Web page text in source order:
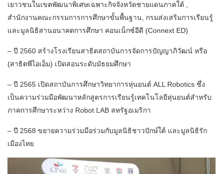
เยาวชนในเขตพัฒนาพิเศษเฉพาะกิจจังหวัดชายแดนภาคใต้ ,
สำนักงานคณะกรรมการการศึกษาขั้นพื้นฐาน, กรมส่งเสริมการเรียนรู้
และมูลนิธิสานอนาคตการศึกษา คอนเน็กซ์อีดี (Connext ED)
– ปี 2560 สร้างโรงเรียนสาธิตสถาบันการจัดการปัญญาภิวัฒน์ หรือ
(สาธิตพีไอเอ็ม) เปิดสอนระดับมัธยมศึกษา
– ปี 2565 เปิดสถาบันการศึกษาวิทยาการหุ่นยนต์ ALL Robotics ซึ่ง
เป็นความร่วมมือพัฒนาหลักสูตรการเรียนรู้เทคโนโลยีหุ่นยนต์สำหรับ
ภาคการศึกษาระหว่าง Robot LAB สหรัฐอเมริกา
– ปี 2568 ขยายความร่วมมือร่วมกับมูลนิธิชาวปักษ์ใต้ และมูลนิธิรัก
เมืองไทย